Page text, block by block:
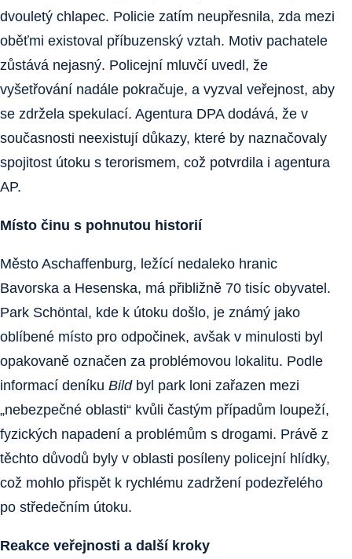
dvouletý chlapec. Policie zatím neupřesnila, zda mezi
oběťmi existoval příbuzenský vztah. Motiv pachatele
zůstává nejasný. Policejní mluvčí uvedl, že
vyšetřování nadále pokračuje, a vyzval veřejnost, aby
se zdržela spekulací. Agentura DPA dodává, že v
současnosti neexistují důkazy, které by naznačovaly
spojitost útoku s terorismem, což potvrdila i agentura
AP.
Místo činu s pohnutou historií
Město Aschaffenburg, ležící nedaleko hranic
Bavorska a Hesenska, má přibližně 70 tisíc obyvatel.
Park Schöntal, kde k útoku došlo, je známý jako
oblíbené místo pro odpočinek, avšak v minulosti byl
opakovaně označen za problémovou lokalitu. Podle
informací deníku Bildbyl park loni zařazen mezi
„nebezpečné oblasti“ kvůli častým případům loupeží,
fyzických napadení a problémům s drogami. Právě z
těchto důvodů byly v oblasti posíleny policejní hlídky,
což mohlo přispět k rychlému zadržení podezřelého
po středečním útoku.
Reakce veřejnosti a další kroky